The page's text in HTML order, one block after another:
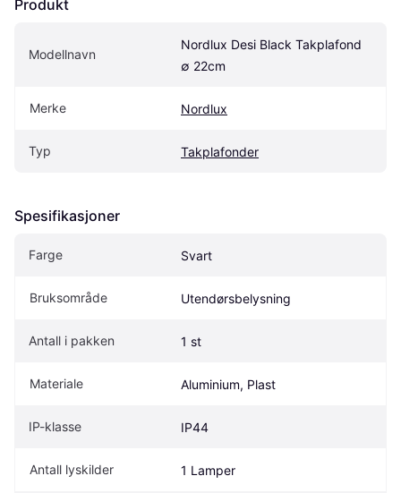
Produkt
Modellnavn
Nordlux Desi Black Takplafond
∅ 22cm
Merke Nordlux
Typ Takplafonder
Spesifikasjoner
Farge Svart
Bruksområde Utendørsbelysning
Antall i pakken 1 st
Materiale Aluminium, Plast
IP-klasse IP44
Antall lyskilder 1 Lamper